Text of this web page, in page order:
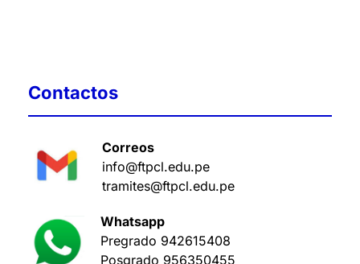
Contactos
Correos
info@ftpcl.edu.pe
tramites@ftpcl.edu.pe
Whatsapp
Pregrado 942615408
Posgrado 956350455